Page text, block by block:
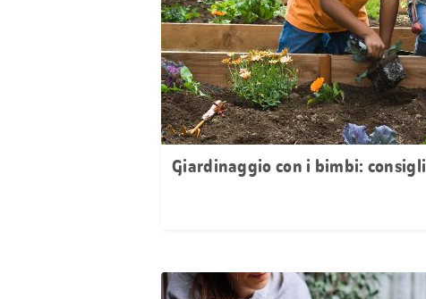
Giardinaggio con i bimbi: consigli